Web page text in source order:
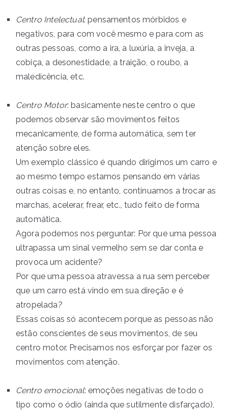
Centro Intelectual: pensamentos mórbidos e
negativos, para com você mesmo e para com as
outras pessoas, como a ira, a luxúria, a inveja, a
cobiça, a desonestidade, a traição, o roubo, a
maledicência, etc.
Centro Motor: basicamente neste centro o que
podemos observar são movimentos feitos
mecanicamente, de forma automática, sem ter
atenção sobre eles.
Um exemplo clássico é quando dirigimos um carro e
ao mesmo tempo estamos pensando em várias
outras coisas e, no entanto, continuamos a trocar as
marchas, acelerar, frear, etc., tudo feito de forma
automática.
Agora podemos nos perguntar: Por que uma pessoa
ultrapassa um sinal vermelho sem se dar conta e
provoca um acidente?
Por que uma pessoa atravessa a rua sem perceber
que um carro está vindo em sua direção e é
atropelada?
Essas coisas só acontecem porque as pessoas não
estão conscientes de seus movimentos, de seu
centro motor. Precisamos nos esforçar por fazer os
movimentos com atenção.
Centro emocional: emoções negativas de todo o
tipo como o ódio (ainda que sutilmente disfarçado),